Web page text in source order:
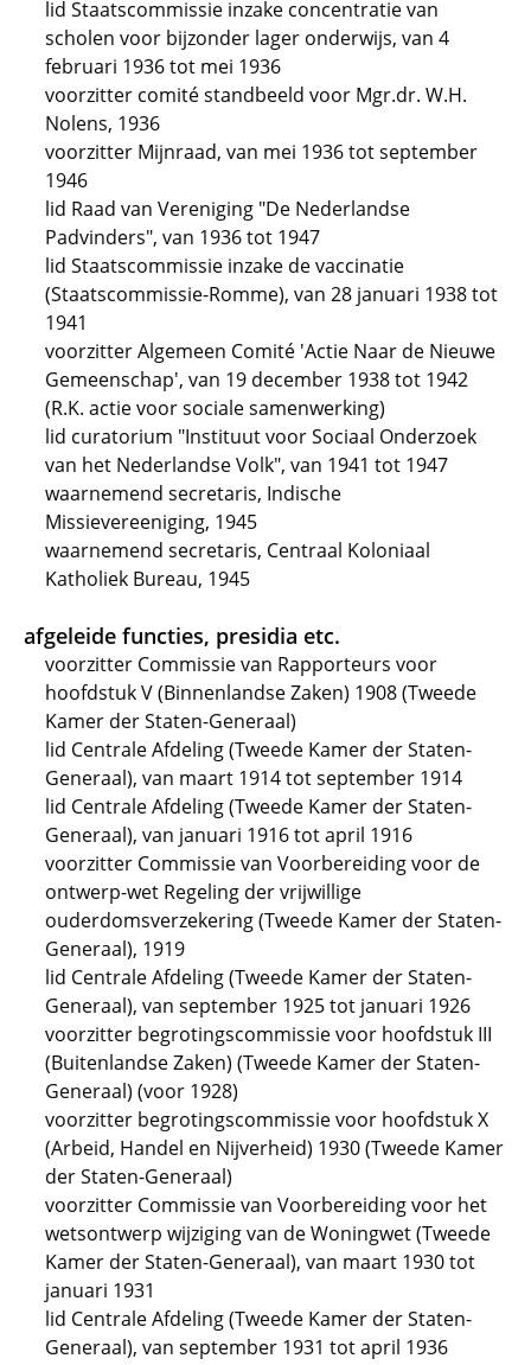
lid Staatscommissie inzake concentratie van
scholen voor bijzonder lager onderwijs, van 4
februari 1936 tot mei 1936
voorzitter comité standbeeld voor Mgr.dr. W.H.
Nolens, 1936
voorzitter Mijnraad, van mei 1936 tot september
1946
lid Raad van Vereniging "De Nederlandse
Padvinders", van 1936 tot 1947
lid Staatscommissie inzake de vaccinatie
(Staatscommissie-Romme), van 28 januari 1938 tot
1941
voorzitter Algemeen Comité 'Actie Naar de Nieuwe
Gemeenschap', van 19 december 1938 tot 1942
(R.K. actie voor sociale samenwerking)
lid curatorium "Instituut voor Sociaal Onderzoek
van het Nederlandse Volk", van 1941 tot 1947
waarnemend secretaris, Indische
Missievereeniging, 1945
waarnemend secretaris, Centraal Koloniaal
Katholiek Bureau, 1945
afgeleide functies, presidia etc.
voorzitter Commissie van Rapporteurs voor
hoofdstuk V (Binnenlandse Zaken) 1908 (Tweede
Kamer der Staten-Generaal)
lid Centrale Afdeling (Tweede Kamer der Staten-
Generaal), van maart 1914 tot september 1914
lid Centrale Afdeling (Tweede Kamer der Staten-
Generaal), van januari 1916 tot april 1916
voorzitter Commissie van Voorbereiding voor de
ontwerp-wet Regeling der vrijwillige
ouderdomsverzekering (Tweede Kamer der Staten-
Generaal), 1919
lid Centrale Afdeling (Tweede Kamer der Staten-
Generaal), van september 1925 tot januari 1926
voorzitter begrotingscommissie voor hoofdstuk III
(Buitenlandse Zaken) (Tweede Kamer der Staten-
Generaal) (voor 1928)
voorzitter begrotingscommissie voor hoofdstuk X
(Arbeid, Handel en Nijverheid) 1930 (Tweede Kamer
der Staten-Generaal)
voorzitter Commissie van Voorbereiding voor het
wetsontwerp wijziging van de Woningwet (Tweede
Kamer der Staten-Generaal), van maart 1930 tot
januari 1931
lid Centrale Afdeling (Tweede Kamer der Staten-
Generaal), van september 1931 tot april 1936